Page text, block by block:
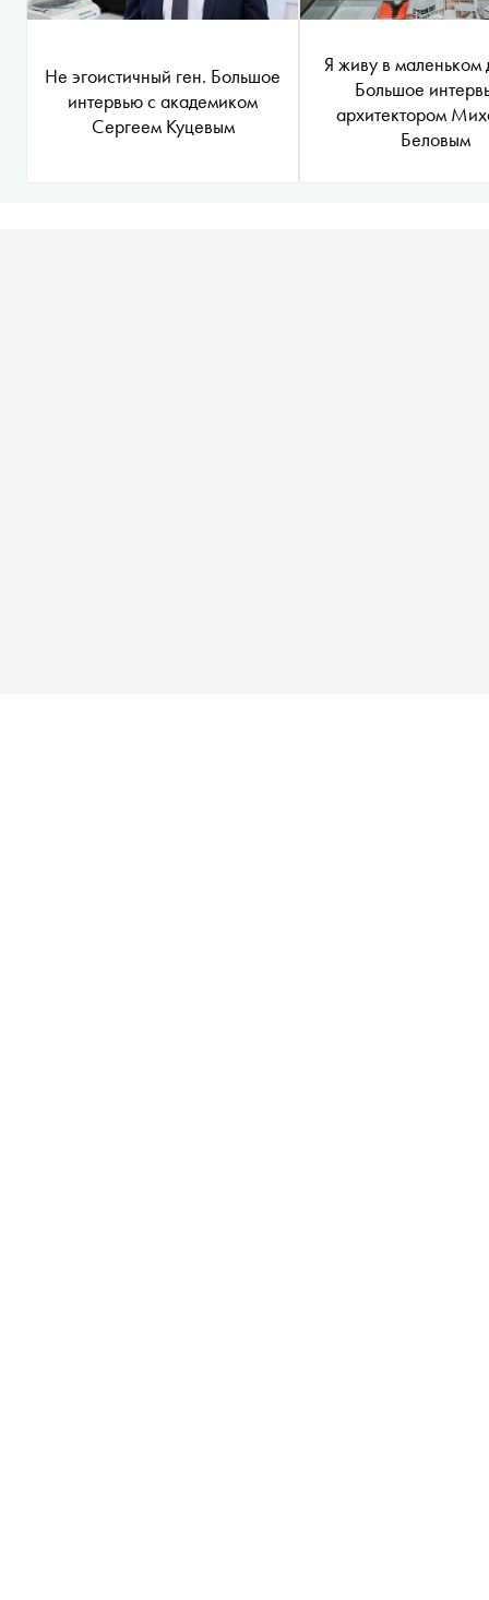
Не эгоистичный ген. Большое
интервью с академиком
Сергеем Куцевым
Я живу в маленьком
Большое
архитектором
Беловым